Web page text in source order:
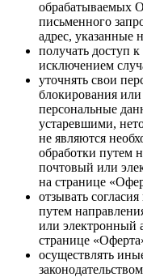
обрабатываемых
письменного
адрес, указанные
получать доступ
исключением
уточнять свои
блокирования
персональные
устаревшими,
не являются
обработки путем
почтовый или
на странице
отзывать
путем
или электронный
странице
осуществлять